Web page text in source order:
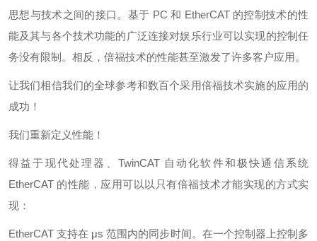
思想与技术之间的接口。基于 PC 和 EtherCAT 的控制技术的性
能及其与各个技术功能的广泛连接对娱乐行业可以实现的控制任
务没有限制。相反，倍福技术的性能甚至激发了许多客户应用。
让我们相信我们的全球参考和数百个采用倍福技术实施的应用的
成功！
我们重新定义性能！
得益于现代处理器、TwinCAT 自动化软件和极快通信系统
EtherCAT 的性能，应用可以以只有倍福技术才能实现的方式实
现：
EtherCAT 支持在 μs 范围内的同步时间。在一个控制器上控制多